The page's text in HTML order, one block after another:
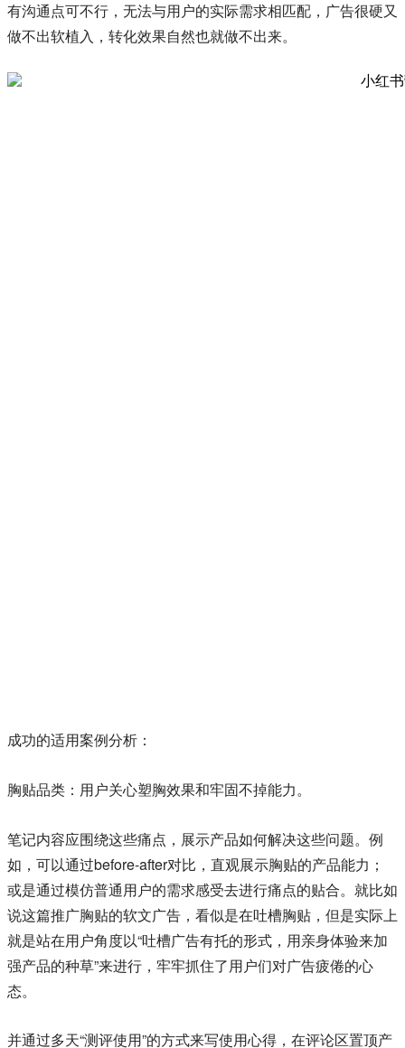
有沟通点可不行，无法与用户的实际需求相匹配，广告很硬又
做不出软植入，转化效果自然也就做不出来。
成功的适用案例分析：
胸贴品类：用户关心塑胸效果和牢固不掉能力。
笔记内容应围绕这些痛点，展示产品如何解决这些问题。例
如，可以通过before-after对比，直观展示胸贴的产品能力；
或是通过模仿普通用户的需求感受去进行痛点的贴合。就比如
说这篇推广胸贴的软文广告，看似是在吐槽胸贴，但是实际上
就是站在用户角度以“吐槽广告有托的形式，用亲身体验来加
强产品的种草”来进行，牢牢抓住了用户们对广告疲倦的心
态。
并通过多天“测评使用”的方式来写使用心得，在评论区置顶产